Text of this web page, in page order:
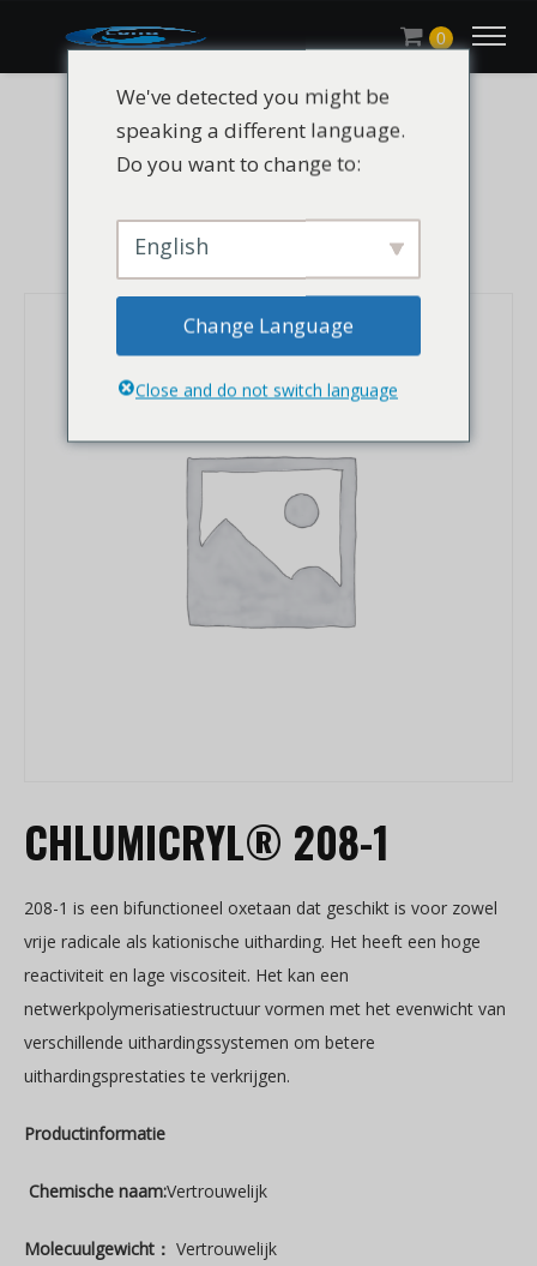
0
CHLUMICRYL® 208-1
CHLUMICRYL® 208-1
208-1 is een bifunctioneel oxetaan dat geschikt is voor zowel
vrije radicale als kationische uitharding. Het heeft een hoge
reactiviteit en lage viscositeit. Het kan een
netwerkpolymerisatiestructuur vormen met het evenwicht van
verschillende uithardingssystemen om betere
uithardingsprestaties te verkrijgen.
Productinformatie
Chemische naam:Vertrouwelijk
Molecuulgewicht： Vertrouwelijk
We've detected you might be
speaking a different language.
Do you want to change to:
English
Change Language
Close and do not switch language